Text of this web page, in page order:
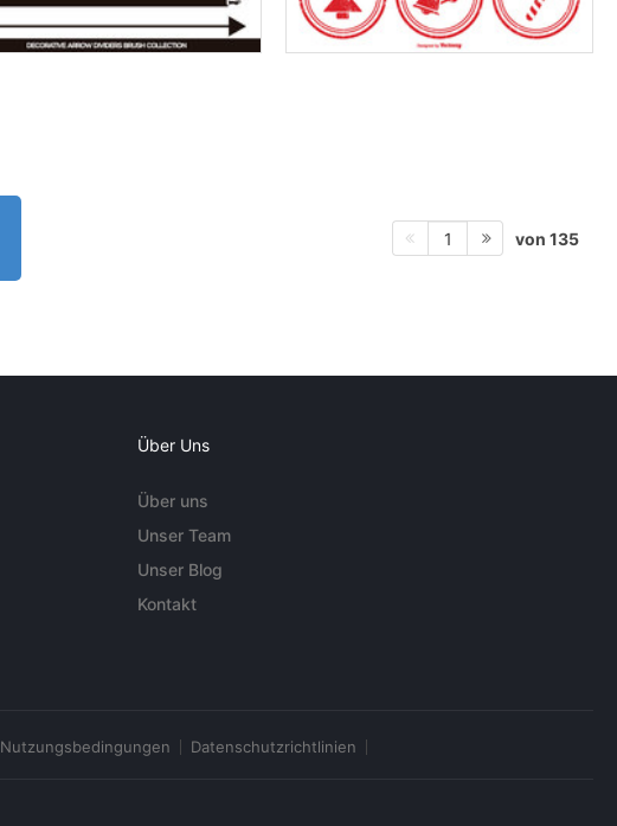
1 von 135
Über Uns
Über uns
Unser Team
Unser Blog
Kontakt
Nutzungsbedingungen Datenschutzrichtlinien